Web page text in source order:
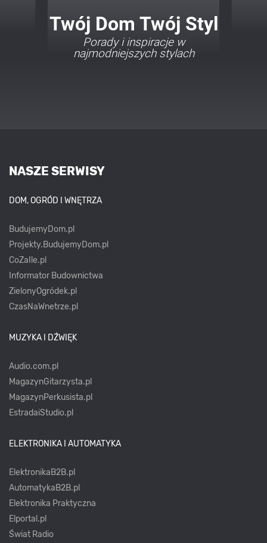
Twój Dom Twój Styl
Porady i inspiracje w
najmodniejszych stylach
NASZE SERWISY
DOM, OGRÓD I WNĘTRZA
BudujemyDom.pl
Projekty.BudujemyDom.pl
CoZaIle.pl
Informator Budownictwa
ZielonyOgródek.pl
CzasNaWnetrze.pl
MUZYKA I DŹWIĘK
Audio.com.pl
MagazynGitarzysta.pl
MagazynPerkusista.pl
EstradaiStudio.pl
ELEKTRONIKA I AUTOMATYKA
ElektronikaB2B.pl
AutomatykaB2B.pl
Elektronika Praktyczna
Elportal.pl
Świat Radio